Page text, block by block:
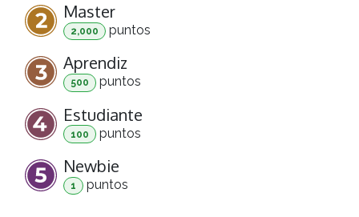
Master
2,000 puntos
Aprendiz
500 puntos
Estudiante
100 puntos
Newbie
1 puntos